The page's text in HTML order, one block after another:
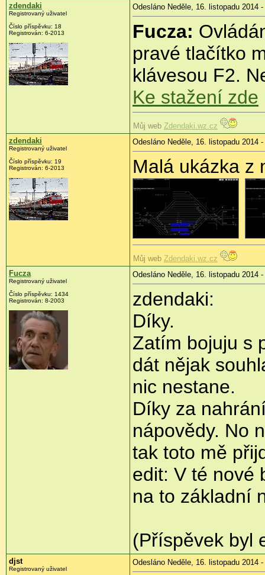
zdendaki
Registrovaný uživatel
Číslo příspěvku: 18
Registrován: 6-2013
Odesláno Neděle, 16. listopadu 2014 -
Fucza:
pravé tlačítko
klávesou F2.
Ke stažení zde
Můj web Zdendaki.wz.cz
zdendaki
Registrovaný uživatel
Číslo příspěvku: 19
Registrován: 6-2013
Odesláno Neděle, 16. listopadu 2014 -
Malá ukázka z
Můj web Zdendaki.wz.cz
Fucza
Registrovaný uživatel
Číslo příspěvku: 1434
Registrován: 8-2003
Odesláno Neděle, 16. listopadu 2014 -
zdendaki:
Díky.
Zatím bojuju s
dát nějak
nic nestane.
Díky za
nápovědy. No
tak toto mě
edit: V té nové
na to základní
(Příspěvek byl
djst
Registrovaný uživatel
Odesláno Neděle, 16. listopadu 2014 -